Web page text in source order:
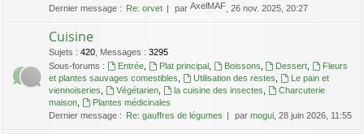
Dernier message : Re: orvet par AxelMAF , 26 nov. 2025, 20:27
Cuisine
Sujets : 420 Messages : 3295
Sous-forums :
Entrée, Plat principal, Boissons Dessert
Fleurs
et plantes sauvages comestibles
Utilisation des restes
Le pain et
viennoiseries
Végétarien, la cuisine des insectes
Charcuterie
maison
Plantes médicinales
Dernier message : Re: gauffres de légumes par mogui , 28 juin 2026, 11:55